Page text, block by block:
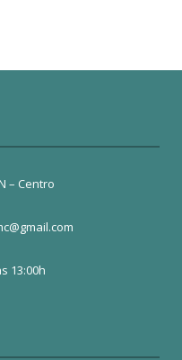
– Centro
13:00h